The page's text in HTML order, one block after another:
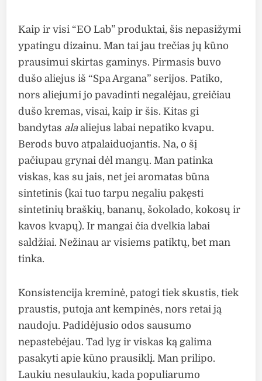
Kaip ir visi “EO Lab” produktai, šis nepasižymi
ypatingu dizainu. Man tai jau trečias jų kūno
prausimui skirtas gaminys. Pirmasis buvo
dušo aliejus iš “Spa Argana” serijos. Patiko,
nors aliejumi jo pavadinti negalėjau, greičiau
dušo kremas, visai, kaip ir šis. Kitas gi
bandytas alaaliejus labai nepatiko kvapu.
Berods buvo atpalaiduojantis. Na, o šį
pačiupau grynai dėl mangų. Man patinka
viskas, kas su jais, net jei aromatas būna
sintetinis (kai tuo tarpu negaliu pakęsti
sintetinių braškių, bananų, šokolado, kokosų ir
kavos kvapų). Ir mangai čia dvelkia labai
saldžiai. Nežinau ar visiems patiktų, bet man
tinka.
Konsistencija kreminė, patogi tiek skustis, tiek
praustis, putoja ant kempinės, nors retai ją
naudoju. Padidėjusio odos sausumo
nepastebėjau. Tad lyg ir viskas ką galima
pasakyti apie kūno prausiklį. Man prilipo.
Laukiu nesulaukiu, kada populiarumo